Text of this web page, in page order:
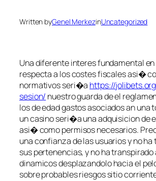
Written byGenel MerkezinUncategorized
Una diferente interes fundamental en
respecta a los costes fiscales asi�
normativos seri�a https://
sesion/ nuestro guarda de el
los de edad gastos asociados an una
un casino seri�a una adquisicion de
asi� como permisos necesarios.
una confianza de las usuarios y no
sus pertenencias, y no ha
dinamicos desplazandolo hacia el
sobre probables riesgos sitio